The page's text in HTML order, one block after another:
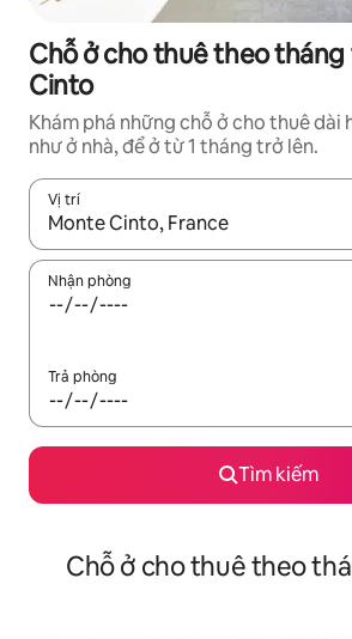
Chỗ ở cho thuê theo
Cinto
Khám phá những chỗ ở cho thuê dài
như ở nhà, để ở từ 1 tháng trở lên.
Vị trí
Khi có kết quả, hãy điều hướng bằng
Nhận phòng
Trả phòng
Tìm kiếm
Chỗ ở cho thuê theo